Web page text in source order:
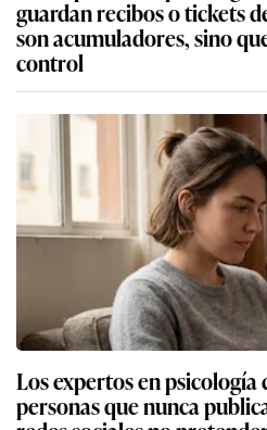
guardan recibos o tickets
son acumuladores, sino
control
Los expertos en psicología
personas que nunca